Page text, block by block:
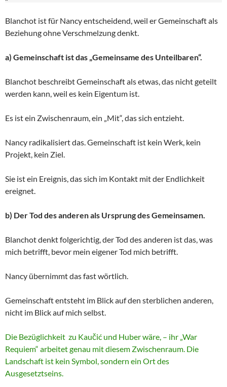
Blanchot ist für Nancy entscheidend, weil er Gemeinschaft als
Beziehung ohne Verschmelzung denkt.
a) Gemeinschaft ist das „Gemeinsame des Unteilbaren“.
Blanchot beschreibt Gemeinschaft als etwas, das nicht geteilt
werden kann, weil es kein Eigentum ist.
Es ist ein Zwischenraum, ein „Mit“, das sich entzieht.
Nancy radikalisiert das. Gemeinschaft ist kein Werk, kein
Projekt, kein Ziel.
Sie ist ein Ereignis, das sich im Kontakt mit der Endlichkeit
ereignet.
b) Der Tod des anderen als Ursprung des Gemeinsamen.
Blanchot denkt folgerichtig, der Tod des anderen ist das, was
mich betrifft, bevor mein eigener Tod mich betrifft.
Nancy übernimmt das fast wörtlich.
Gemeinschaft entsteht im Blick auf den sterblichen anderen,
nicht im Blick auf mich selbst.
Die Bezüglichkeit zu Kaučić und Huber wäre, – ihr „War
Requiem“ arbeitet genau mit diesem Zwischenraum. Die
Landschaft ist kein Symbol, sondern ein Ort des
Ausgesetztseins.